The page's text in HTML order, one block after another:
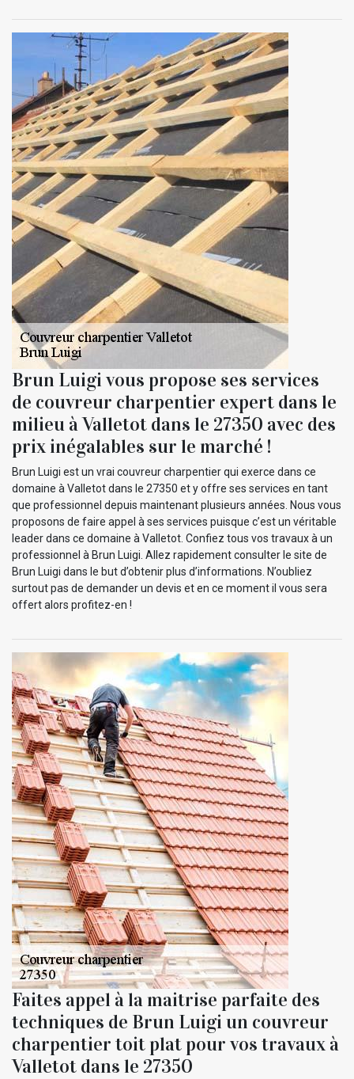
Brun Luigi vous propose ses services
de couvreur charpentier expert dans le
milieu à Valletot dans le 27350 avec des
prix inégalables sur le marché !
Brun Luigi est un vrai couvreur charpentier qui exerce dans ce
domaine à Valletot dans le 27350 et y offre ses services en tant
que professionnel depuis maintenant plusieurs années. Nous vous
proposons de faire appel à ses services puisque c’est un véritable
leader dans ce domaine à Valletot. Confiez tous vos travaux à un
professionnel à Brun Luigi. Allez rapidement consulter le site de
Brun Luigi dans le but d’obtenir plus d’informations. N’oubliez
surtout pas de demander un devis et en ce moment il vous sera
offert alors profitez-en !
Faites appel à la maitrise parfaite des
techniques de Brun Luigi un couvreur
charpentier toit plat pour vos travaux à
Valletot dans le 27350